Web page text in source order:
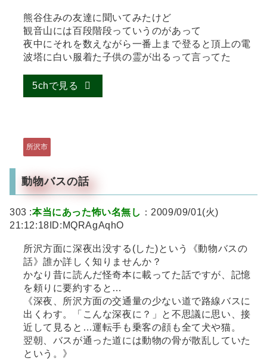
熊谷住みの友達に聞いてみたけど
観音山には百段階段っていうのがあって
夜中にそれを数えながら一番上まで登ると頂上の電
波塔に白い服着た子供の霊が出るって言ってた
5chで見る
所沢市
動物バスの話
303 :本当にあった怖い名無し ：2009/09/01(火)
21:12:18ID:MQRAgAqhO
所沢方面に深夜出没する(した)という《動物バスの
話》誰か詳しく知りませんか？
かなり昔に読んだ怪奇本に載ってた話ですが、記憶
を頼りに要約すると…
《深夜、所沢方面の交通量の少ない道で路線バスに
出くわす。「こんな深夜に？」と不思議に思い、接
近して見ると…運転手も乗客の顔も全て犬や猫。
翌朝、バスが通った道には動物の骨が散乱していた
という。》